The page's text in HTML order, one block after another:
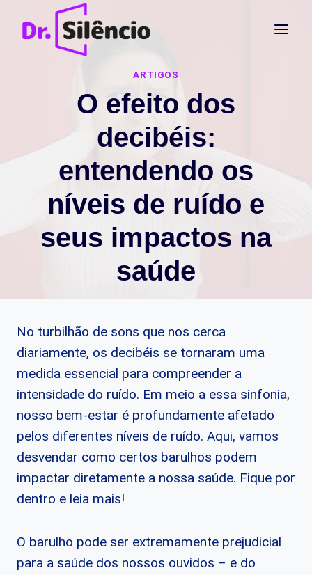
ARTIGOS
O efeito dos
decibéis:
entendendo os
níveis de ruído e
seus impactos na
saúde
No turbilhão de sons que nos cerca
diariamente, os decibéis se tornaram uma
medida essencial para compreender a
intensidade do ruído. Em meio a essa sinfonia,
nosso bem-estar é profundamente afetado
pelos diferentes níveis de ruído. Aqui, vamos
desvendar como certos barulhos podem
impactar diretamente a nossa saúde. Fique por
dentro e leia mais!
O barulho pode ser extremamente prejudicial
para a saúde dos nossos ouvidos – e do